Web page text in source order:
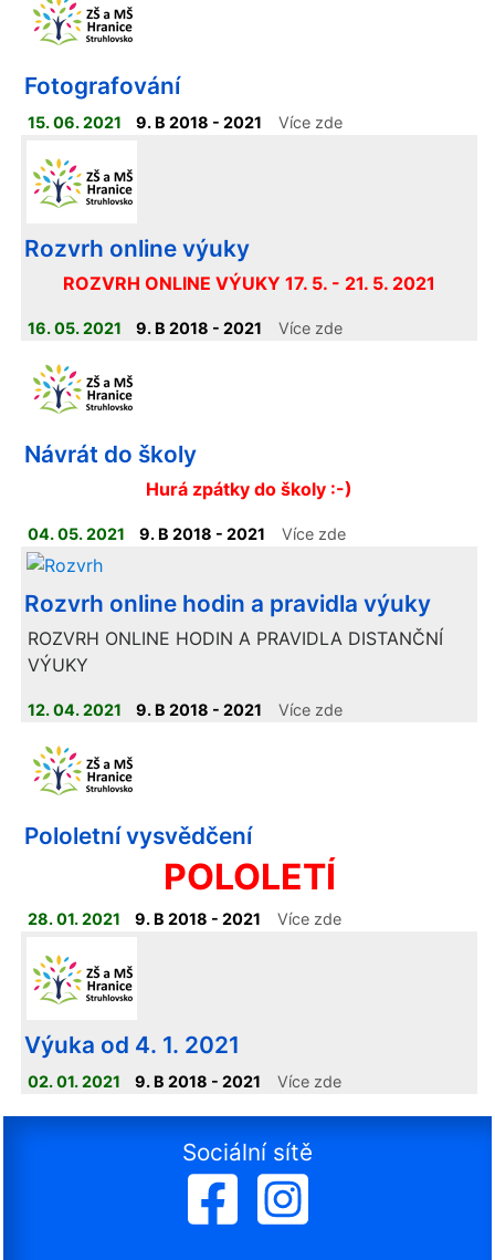
Fotografování
15. 06. 2021 9. B 2018 - 2021 Více zde
Rozvrh online výuky
ROZVRH ONLINE VÝUKY 17. 5. - 21. 5. 2021
16. 05. 2021 9. B 2018 - 2021 Více zde
Návrát do školy
Hurá zpátky do školy :-)
04. 05. 2021 9. B 2018 - 2021 Více zde
Rozvrh online hodin a pravidla výuky
ROZVRH ONLINE HODIN A PRAVIDLA DISTANČNÍ
VÝUKY
12. 04. 2021 9. B 2018 - 2021 Více zde
Pololetní vysvědčení
POLOLETÍ
28. 01. 2021 9. B 2018 - 2021 Více zde
Výuka od 4. 1. 2021
02. 01. 2021 9. B 2018 - 2021 Více zde
Sociální sítě